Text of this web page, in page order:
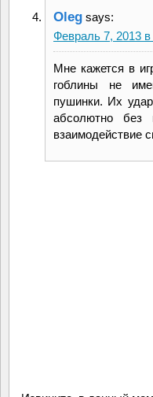
Oleg says:
Февраль 7, 2013 в
Мне кажется в
гоблины не
пушинки. Их
абсолютно без
взаимодействие